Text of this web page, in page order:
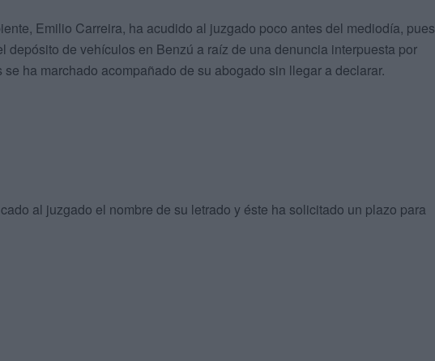
Emilio Carreira, ha acudido al juzgado poco antes del mediodía, pues
depósito de vehículos en Benzú a raíz de una denuncia interpuesta por
ha marchado acompañado de su abogado sin llegar a declarar.
al juzgado el nombre de su letrado y éste ha solicitado un plazo para